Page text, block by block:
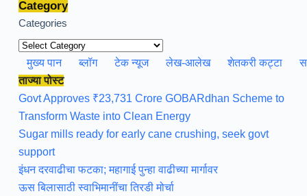
Category
Categories
मुख्य पान ब्लॉग टेक न्यूज लेख-आलेख शेतकरी कट्टा
ताज्या पोस्ट
Govt Approves ₹23,731 Crore GOBARdhan Scheme to
Transform Waste into Clean Energy
Sugar mills ready for early cane crushing, seek govt
support
इंधन दरवाढीचा फटका; महागाई पुन्हा वाढीच्या मार्गावर
ऊस बिलासाठी स्वाभिमानींचा तिरडी मोर्चा